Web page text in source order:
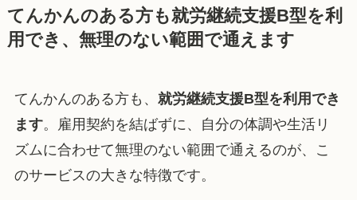
てんかんのある方も就労継続支援B型を利
用でき、無理のない範囲で通えます
てんかんのある方も、 就労継続支援B型を利用でき
ます。雇用契約を結ばずに、自分の体調や生活リ
ズムに合わせて無理のない範囲で通えるのが、こ
のサービスの大きな特徴です。